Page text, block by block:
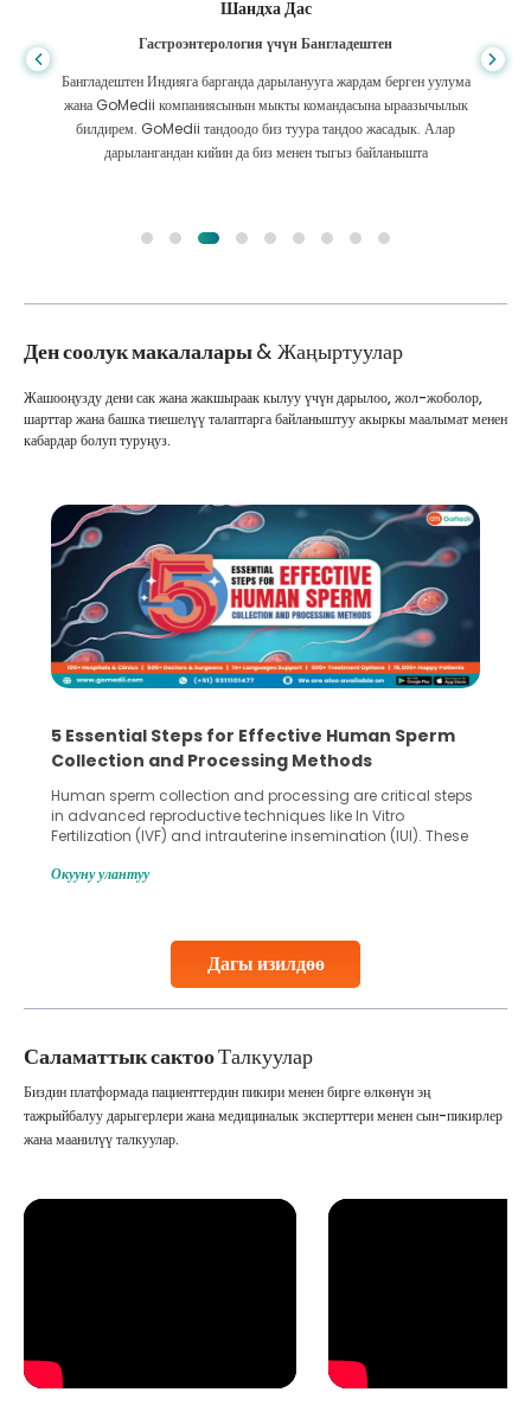
Шандха Дас
Гастроэнтерология үчүн Бангладештен
Бангладештен Индияга барганда дарыланууга жардам берген уулума
жана GoMedii компаниясынын мыкты командасына ыраазычылык
билдирем. GoMedii тандоодо биз туура тандоо жасадык. Алар
дарылангандан кийин да биз менен тыгыз байланышта
Ден соолук макалалары& Жаңыртуулар
Дагы изилдөө
Жашооңузду дени сак жана жакшыраак кылуу үчүн дарылоо, жол-жоболор,
шарттар жана башка тиешелүү талаптарга байланыштуу акыркы маалымат менен
кабардар болуп туруңуз.
5 Essential Steps for Effective Human Sperm
Collection and Processing Methods
Human sperm collection and processing are critical steps
in advanced reproductive techniques like In Vitro
Fertilization (IVF) and intrauterine insemination (IUI). These
challenges and help couples achieve their dream of
collected, they process the
Окууну улантуу
Саламаттык сактооТалкуулар
Биздин платформада пациенттердин пикири менен бирге өлкөнүн эң
тажрыйбалуу дарыгерлери жана медициналык эксперттери менен сын-пикирлер
жана маанилүү талкуулар.